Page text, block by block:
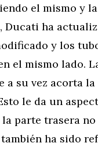
el mismo y
Ducati ha
y los
el mismo lado.
a su vez acorta
le da un
parte trasera no
ha sido